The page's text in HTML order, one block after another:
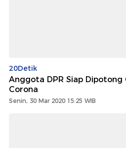
20Detik
Anggota DPR Siap
Corona
Senin, 30 Mar 2020 15:25 WIB